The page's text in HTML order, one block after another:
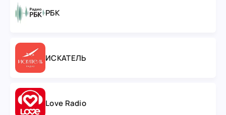
РБК
ИСКАТЕЛЬ
Love Radio